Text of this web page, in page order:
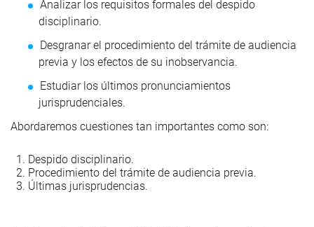
Analizar los requisitos formales del despido
disciplinario.
Desgranar el procedimiento del trámite de audiencia
previa y los efectos de su inobservancia.
Estudiar los últimos pronunciamientos
jurisprudenciales.
Abordaremos cuestiones tan importantes como son:
Despido disciplinario.
Procedimiento del trámite de audiencia previa.
Últimas jurisprudencias.